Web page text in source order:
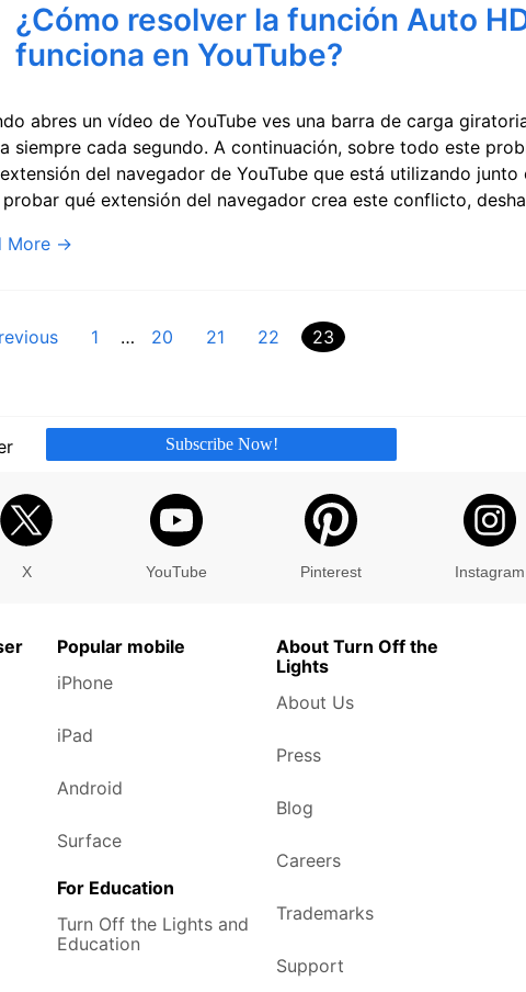
¿Cómo resolver la función Auto
funciona en YouTube?
abres un vídeo de YouTube ves una barra de carga
siempre cada segundo. A continuación, sobre todo este
del navegador de YouTube que está utilizando junto
probar qué extensión del navegador crea este conflicto,
More →
1 … 20 21 22 23
Subscribe Now!
X YouTube Pinterest Instagram
Popular mobile
iPhone
iPad
Android
Surface
For Education
Turn Off the Lights and
Education
About Turn Off the
Lights
About Us
Press
Blog
Careers
Trademarks
Support